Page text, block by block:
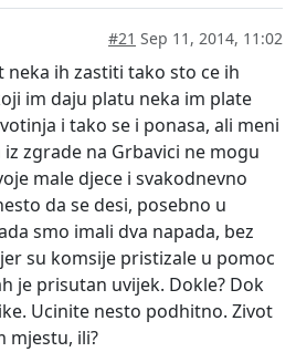
#21 Sep 11, 2014, 11:02
neka ih zastiti tako sto ce ih
im daju platu neka im plate
i tako se i ponasa, ali meni
iz zgrade na Grbavici ne mogu
male djece i svakodnevno
da se desi, posebno u
smo imali dva napada, bez
su komsije pristizale u pomoc
je prisutan uvijek. Dokle? Dok
Ucinite nesto podhitno. Zivot
mjestu, ili?